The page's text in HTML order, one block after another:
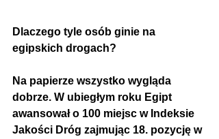
Dlaczego tyle osób ginie na
egipskich drogach?
Na papierze wszystko wygląda
dobrze. W ubiegłym roku Egipt
awansował o 100 miejsc w Indeksie
Jakości Dróg zajmując 18. pozycję w